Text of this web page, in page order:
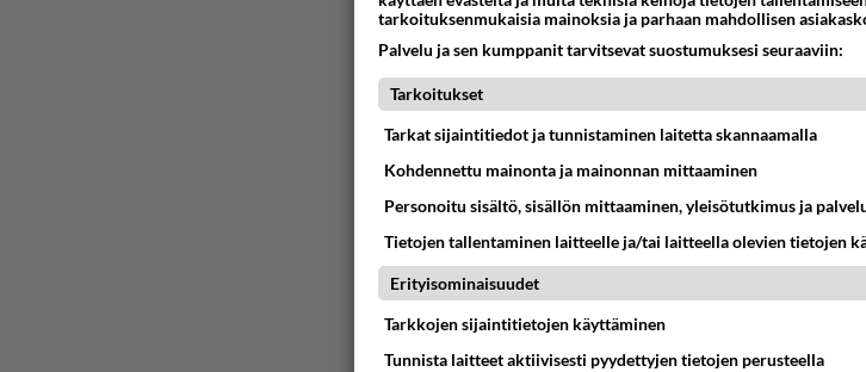
Äänestä
2024-02-28 17:41:58
Persupravdaa pyöriteään kuitenkin
rahoilla, joten jotain rajaa pitäisi heidänkin
Äänestä
Anonyymi
2024-02-28 17:50:40
tarkoituksenmukaisia mainoksia ja parhaan mahdollisen
Palvelu ja sen kumppanit tarvitsevat suostumuksesi seuraaviin:
Tarkoitukset
Tarkat sijaintitiedot ja tunnistaminen laitetta skannaamalla
Kohdennettu mainonta ja mainonnan mittaaminen
Personoitu sisältö, sisällön mittaaminen, yleisötutkimus ja
Tietojen tallentaminen laitteelle ja/tai laitteella olevien tietojen
Erityisominaisuudet
Tarkkojen sijaintitietojen käyttäminen
Tunnista laitteet aktiivisesti pyydettyjen tietojen perusteella